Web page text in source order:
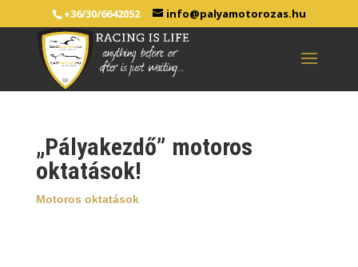
+36/30/6642052 info@palyamotorozas.hu
„Pályakezdő” motoros
oktatások!
Motoros oktatások